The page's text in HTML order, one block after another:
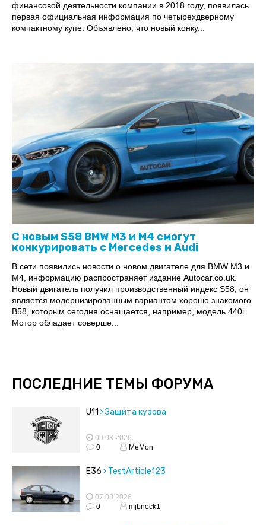
финансовой деятельности компании в 2018 году, появилась
первая официальная информация по четырехдверному
компактному купе. Объявлено, что новый конку...
С новым S58 BMW M3 и M4 смогут
конкурировать с Mercedes и Audi
В сети появились новости о новом двигателе для BMW M3 и
M4, информацию распространяет издание Autocar.co.uk.
Новый двигатель получил производственный индекс S58, он
является модернизированным вариантом хорошо знакомого
B58, которым сегодня оснащается, например, модель 440i.
Мотор обладает соверше...
ПОСЛЕДНИЕ ТЕМЫ ФОРУМА
U11 Защита кузова
09.08.2026
0
MeMon
E36 TestArticle123
07.08.2026
0
mjbnock1